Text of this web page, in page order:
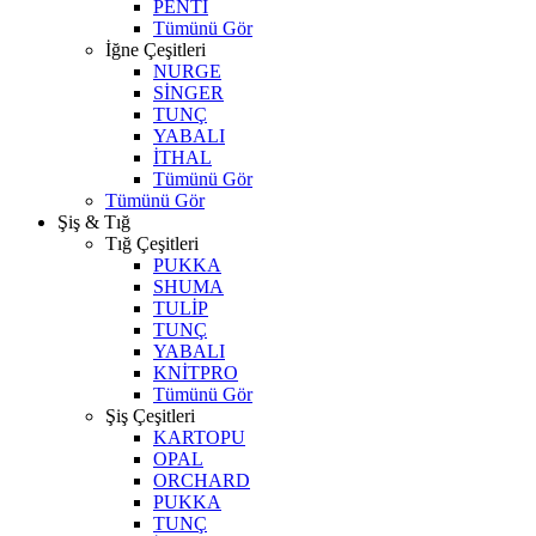
PENTİ
Tümünü Gör
İğne Çeşitleri
NURGE
SİNGER
TUNÇ
YABALI
İTHAL
Tümünü Gör
Tümünü Gör
Şiş & Tığ
Tığ Çeşitleri
PUKKA
SHUMA
TULİP
TUNÇ
YABALI
KNİTPRO
Tümünü Gör
Şiş Çeşitleri
KARTOPU
OPAL
ORCHARD
PUKKA
TUNÇ